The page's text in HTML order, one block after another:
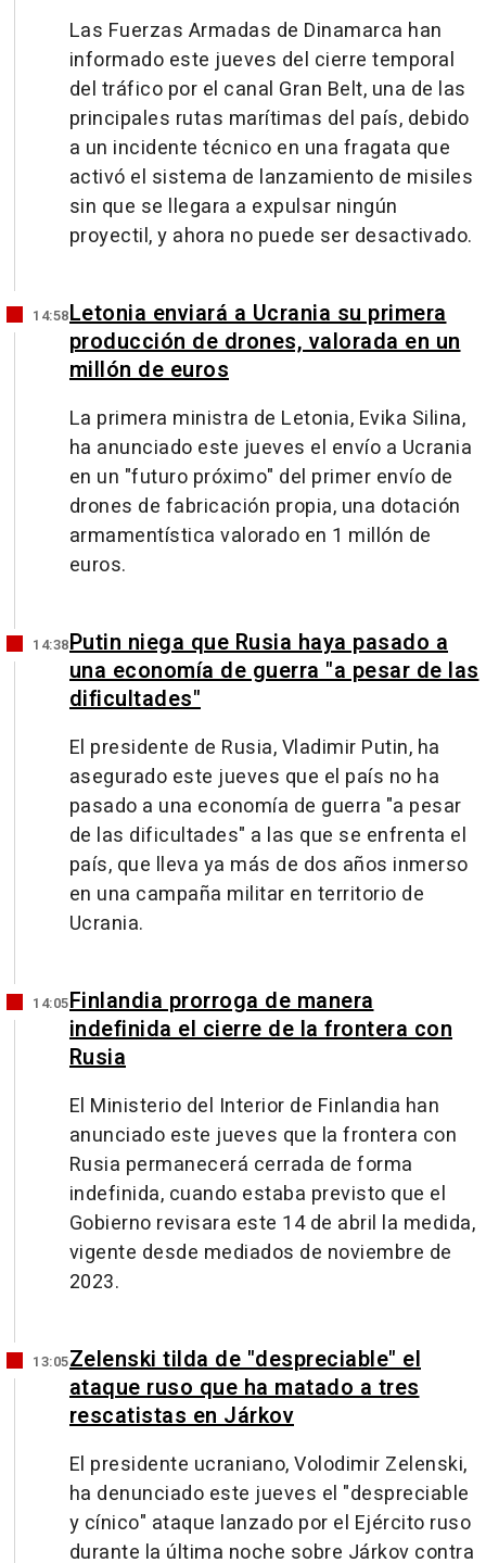
Las Fuerzas Armadas de Dinamarca han
informado este jueves del cierre temporal
del tráfico por el canal Gran Belt, una de las
principales rutas marítimas del país, debido
a un incidente técnico en una fragata que
activó el sistema de lanzamiento de misiles
sin que se llegara a expulsar ningún
proyectil, y ahora no puede ser desactivado.
14:58Letonia enviará a Ucrania su primera
producción de drones, valorada en un
millón de euros
La primera ministra de Letonia, Evika Silina,
ha anunciado este jueves el envío a Ucrania
en un "futuro próximo" del primer envío de
drones de fabricación propia, una dotación
armamentística valorado en 1 millón de
euros.
14:38Putin niega que Rusia haya pasado a
una economía de guerra "a pesar de las
dificultades"
El presidente de Rusia, Vladimir Putin, ha
asegurado este jueves que el país no ha
pasado a una economía de guerra "a pesar
de las dificultades" a las que se enfrenta el
país, que lleva ya más de dos años inmerso
en una campaña militar en territorio de
Ucrania.
14:05Finlandia prorroga de manera
indefinida el cierre de la frontera con
Rusia
El Ministerio del Interior de Finlandia han
anunciado este jueves que la frontera con
Rusia permanecerá cerrada de forma
indefinida, cuando estaba previsto que el
Gobierno revisara este 14 de abril la medida,
vigente desde mediados de noviembre de
2023.
13:05Zelenski tilda de "despreciable" el
ataque ruso que ha matado a tres
rescatistas en Járkov
El presidente ucraniano, Volodimir Zelenski,
ha denunciado este jueves el "despreciable
y cínico" ataque lanzado por el Ejército ruso
durante la última noche sobre Járkov contra